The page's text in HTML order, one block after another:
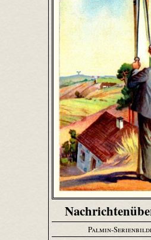
Palmin-